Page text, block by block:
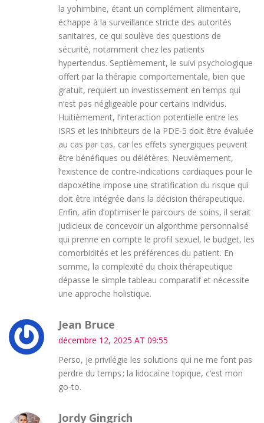
la yohimbine, étant un complément alimentaire,
échappe à la surveillance stricte des autorités
sanitaires, ce qui soulève des questions de
sécurité, notamment chez les patients
hypertendus. Septièmement, le suivi psychologique
offert par la thérapie comportementale, bien que
gratuit, requiert un investissement en temps qui
n’est pas négligeable pour certains individus.
Huitièmement, l’interaction potentielle entre les
ISRS et les inhibiteurs de la PDE‑5 doit être évaluée
au cas par cas, car les effets synergiques peuvent
être bénéfiques ou délétères. Neuvièmement,
l’existence de contre‑indications cardiaques pour le
dapoxétine impose une stratification du risque qui
doit être intégrée dans la décision thérapeutique.
Enfin, afin d’optimiser le parcours de soins, il serait
judicieux de concevoir un algorithme personnalisé
qui prenne en compte le profil sexuel, le budget, les
comorbidités et les préférences du patient. En
somme, la complexité du choix thérapeutique
dépasse le simple tableau comparatif et nécessite
une approche holistique.
Jean Bruce
décembre 12, 2025 AT 09:55
Perso, je privilégie les solutions qui ne me font pas
perdre du temps ; la lidocaïne topique, c’est mon
go‑to.
Jordy Gingrich